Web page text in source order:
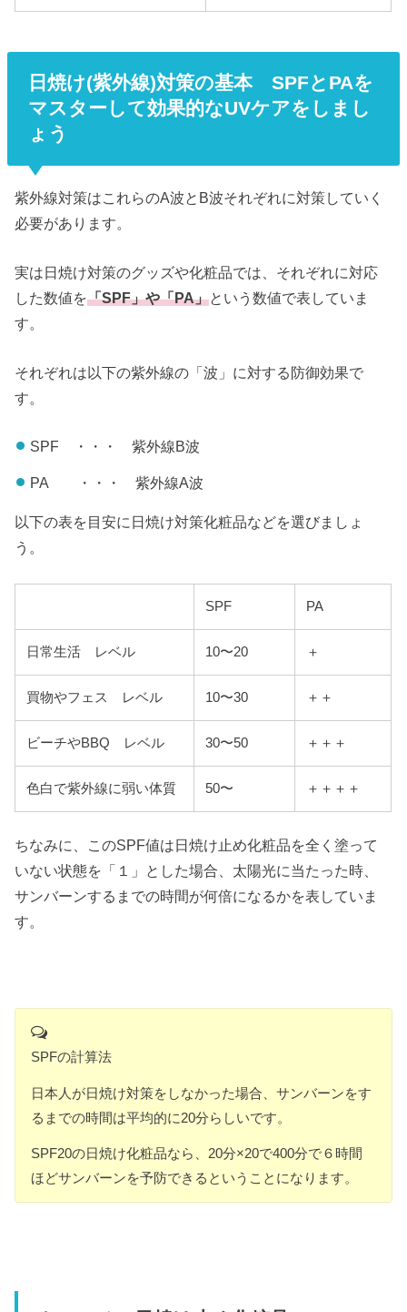
日焼け(紫外線)対策の基本 SPFとPAを
マスターして効果的なUVケアをしまし
ょう
紫外線対策はこれらのA波とB波それぞれに対策していく
必要があります。
実は日焼け対策のグッズや化粧品では、それぞれに対応
した数値を「SPF」や「PA」という数値で表していま
す。
それぞれは以下の紫外線の「波」に対する防御効果で
す。
SPF ・・・ 紫外線B波
PA ・・・ 紫外線A波
以下の表を目安に日焼け対策化粧品などを選びましょ
う。
SPF PA
日常生活 レベル 10〜20 ＋
買物やフェス レベル 10〜30 ＋＋
ビーチやBBQ レベル 30〜50 ＋＋＋
色白で紫外線に弱い体質 50〜 ＋＋＋＋
ちなみに、このSPF値は日焼け止め化粧品を全く塗って
いない状態を「１」とした場合、太陽光に当たった時、
サンバーンするまでの時間が何倍になるかを表していま
す。
SPFの計算法
日本人が日焼け対策をしなかった場合、サンバーンをす
るまでの時間は平均的に20分らしいです。
SPF20の日焼け化粧品なら、20分×20で400分で６時間
ほどサンバーンを予防できるということになります。